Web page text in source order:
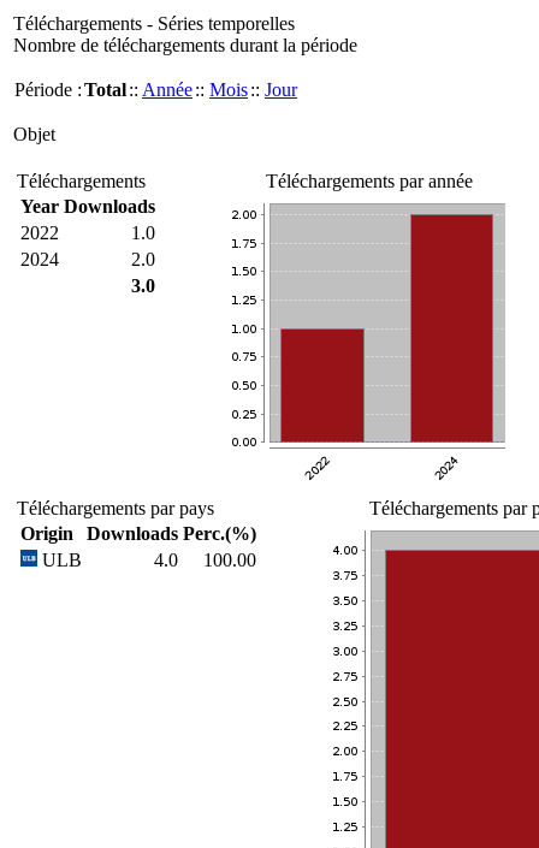
Téléchargements - Séries temporelles
Nombre de téléchargements durant la période
Période :Total:: Année:: Mois:: Jour
Objet
Téléchargements
Year Downloads
2022
1.0
2024
2.0
3.0
Téléchargements par année
Téléchargements par pays
Origin
Downloads Perc.(%)
ULB
4.0 100.00
Téléchargements par